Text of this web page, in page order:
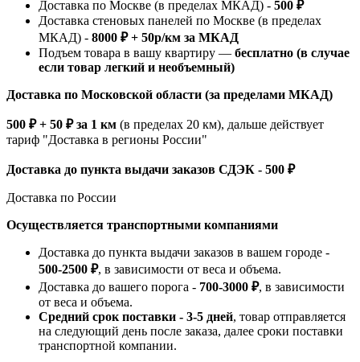
Доставка по Москве (в пределах МКАД) - 500 ₽
Доставка стеновых панелей по Москве (в пределах
МКАД) - 8000 ₽ + 50р/км за МКАД
Подъем товара в вашу квартиру — бесплатно (в случае
если товар легкий и необъемный)
Доставка по Московской области (за пределами МКАД)
500 ₽ + 50 ₽ за 1 км (в пределах 20 км), дальше действует
тариф "Доставка в регионы России"
Доставка до пункта выдачи заказов СДЭК - 500 ₽
Доставка по России
Осуществляется транспортными компаниями
Доставка до пункта выдачи заказов в вашем городе -
500-2500 ₽, в зависимости от веса и объема.
Доставка до вашего порога - 700-3000 ₽, в зависимости
от веса и объема.
Средний срок поставки - 3-5 дней, товар отправляется
на следующий день после заказа, далее сроки поставки
транспортной компании.